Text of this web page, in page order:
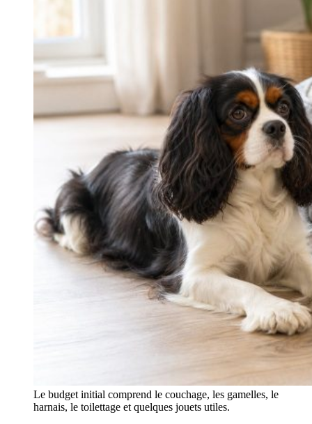
Le budget initial comprend le couchage, les gamelles, le
harnais, le toilettage et quelques jouets utiles.